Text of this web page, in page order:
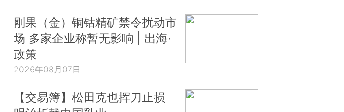
刚果（金）铜钴精矿禁令扰动市
场 多家企业称暂无影响 | 出海·
政策
2026年08月07日
【交易簿】松田克也挥刀止损